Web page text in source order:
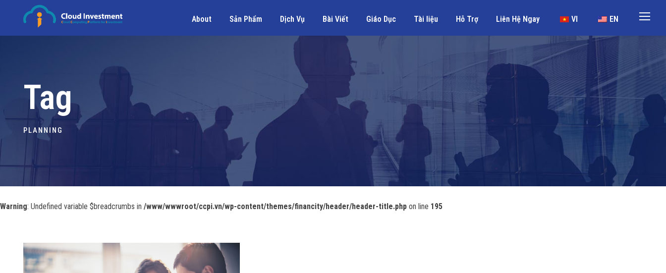
About Sản Phẩm Dịch Vụ Bài Viết Giáo Dục Tài liệu Hỗ Trợ Liên Hệ Ngay VI EN
Tag
PLANNING
Warning: Undefined variable $breadcrumbs in /www/wwwroot/ccpi.vn/wp-content/themes/financity/header/header-title.php on line 195